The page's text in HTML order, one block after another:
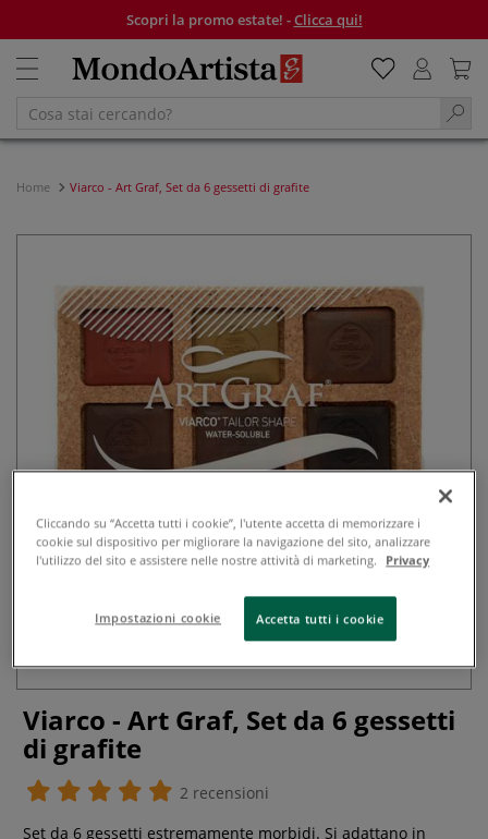
Scopri la promo estate! -Clicca qui!
Home Viarco - Art Graf, Set da 6 gessetti di grafite
Viarco - Art Graf, Set da 6 gessetti
di grafite
2 recensioni
Set da 6 gessetti estremamente morbidi. Si adattano in
Cliccando su “Accetta tutti i cookie”, l'utente accetta di memorizzare i
cookie sul dispositivo per migliorare la navigazione del sito, analizzare
l'utilizzo del sito e assistere nelle nostre attività di marketing. Privacy
Impostazioni cookie Accetta tutti i cookie